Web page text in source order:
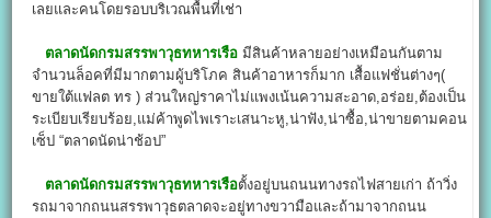
เลยและคนโดยรอบบริเวณพื้นที่เช่า
ตลาดนัดกรมสรรพาวุธทหารเรือ มีสินค้าหลายอย่างเหมือนกันตาม
จำนวนล็อคที่มีมากตามผู้บริโภค สินค้าอาหารก็มาก เสื้อแฟชั่นต่างๆ(
ขายใต้แฟลต ทร ) ส่วนใหญ่ราคาไม่แพงเน้นความสะอาด,อร่อย,ต้องเป็น
ระเบียบเรียบร้อย,แม่ค้าพูดไพเราะเสนาะหู,น่าฟัง,น่าซื้อ,น่าขายตามคอน
เซ็ป “ตลาดนัดน่าช้อป”
ตลาดนัดกรมสรรพาวุธทหารเรือตั้งอยู่บนถนนทางรถไฟสายเก่า ถ้าวิ่ง
รถมาจากถนนสรรพาวุธตลาดจะอยู่ทางขวามือและถ้ามาจากถนน